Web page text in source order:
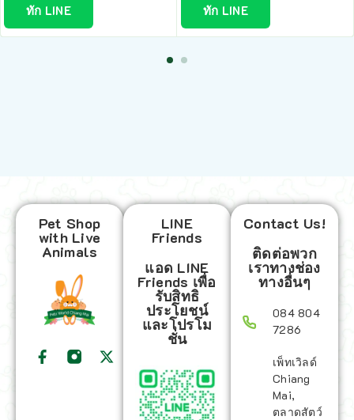
ทัก LINE ทัก LINE
Pet Shop
with Live
Animals
LINE
Friends
แอด LINE
Friends เพื่อ
รับสิทธิ
ประโยชน์
และโปรโม
ชั่น
Contact Us!
ติดต่อพวก
เราทางช่อง
ทางอื่นๆ
084 804
7286
เพ็ทเวิลด์
Chiang
Mai,
ตลาดสัตว์